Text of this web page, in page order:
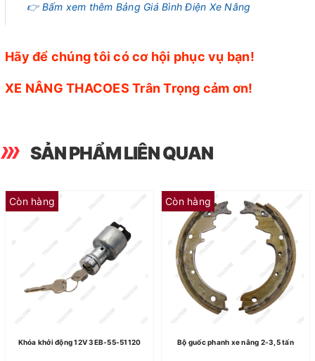
👉 Bấm xem thêm Bảng Giá Bình Điện Xe Nâng
Hãy để chúng tôi có cơ hội phục vụ bạn!
XE NÂNG THACOES Trân Trọng cảm ơn!
SẢN PHẨM LIÊN QUAN
Còn hàng
Khóa khởi động 12V 3EB-55-51120
Còn hàng
Bộ guốc phanh xe nâng 2-3,5 tấn